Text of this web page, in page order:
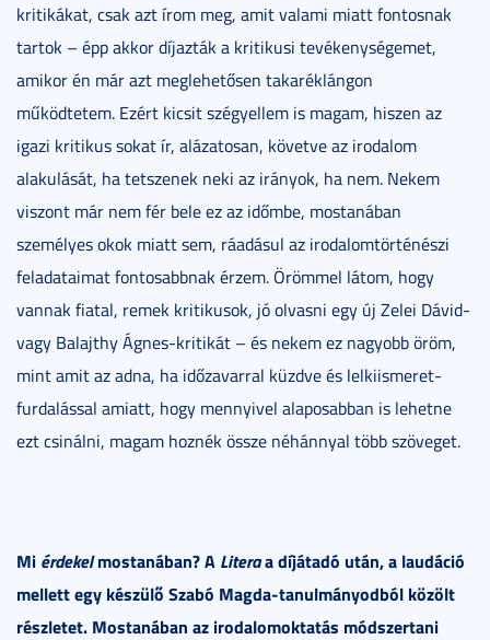
kritikákat, csak azt írom meg, amit valami miatt fontosnak
tartok – épp akkor díjazták a kritikusi tevékenységemet,
amikor én már azt meglehetősen takaréklángon
működtetem. Ezért kicsit szégyellem is magam, hiszen az
igazi kritikus sokat ír, alázatosan, követve az irodalom
alakulását, ha tetszenek neki az irányok, ha nem. Nekem
viszont már nem fér bele ez az időmbe, mostanában
személyes okok miatt sem, ráadásul az irodalomtörténészi
feladataimat fontosabbnak érzem. Örömmel látom, hogy
vannak fiatal, remek kritikusok, jó olvasni egy új Zelei Dávid-
vagy Balajthy Ágnes-kritikát – és nekem ez nagyobb öröm,
mint amit az adna, ha időzavarral küzdve és lelkiismeret-
furdalással amiatt, hogy mennyivel alaposabban is lehetne
ezt csinálni, magam hoznék össze néhánnyal több szöveget.
Mi érdekelmostanában? A Literaa díjátadó után, a laudáció
mellett egy készülő Szabó Magda-tanulmányodból közölt
részletet. Mostanában az irodalomoktatás módszertani